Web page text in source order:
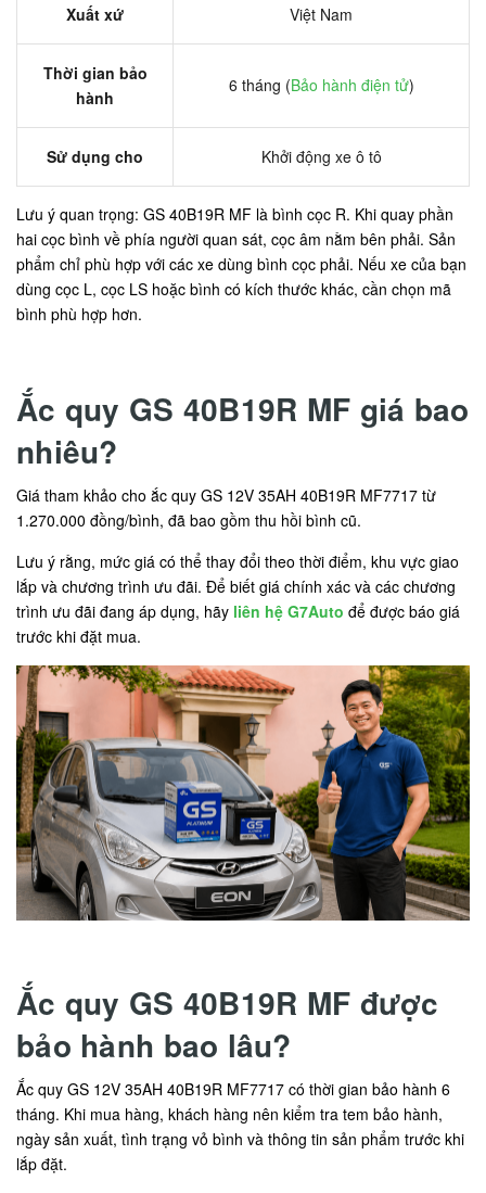
Xuất xứ Việt Nam
Thời gian bảo
hành
6 tháng (Bảo hành điện tử)
Sử dụng cho Khởi động xe ô tô
Lưu ý quan trọng: GS 40B19R MF là bình cọc R. Khi quay phần
hai cọc bình về phía người quan sát, cọc âm nằm bên phải. Sản
phẩm chỉ phù hợp với các xe dùng bình cọc phải. Nếu xe của bạn
dùng cọc L, cọc LS hoặc bình có kích thước khác, cần chọn mã
bình phù hợp hơn.
Ắc quy GS 40B19R MF giá bao
nhiêu?
Giá tham khảo cho ắc quy GS 12V 35AH 40B19R MF7717 từ
1.270.000 đồng/bình, đã bao gồm thu hồi bình cũ.
Lưu ý rằng, mức giá có thể thay đổi theo thời điểm, khu vực giao
lắp và chương trình ưu đãi. Để biết giá chính xác và các chương
trình ưu đãi đang áp dụng, hãy liên hệ G7Auto để được báo giá
trước khi đặt mua.
Ắc quy GS 40B19R MF được
bảo hành bao lâu?
Ắc quy GS 12V 35AH 40B19R MF7717 có thời gian bảo hành 6
tháng. Khi mua hàng, khách hàng nên kiểm tra tem bảo hành,
ngày sản xuất, tình trạng vỏ bình và thông tin sản phẩm trước khi
lắp đặt.